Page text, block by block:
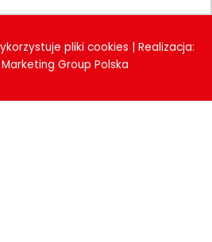
o
-
f
pliki cookies | Realizacja:
Group Polska